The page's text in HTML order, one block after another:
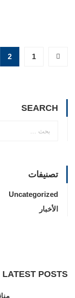
1
2
SEARCH
تصنيفات
Uncategorized
الأخبار
LATEST POSTS